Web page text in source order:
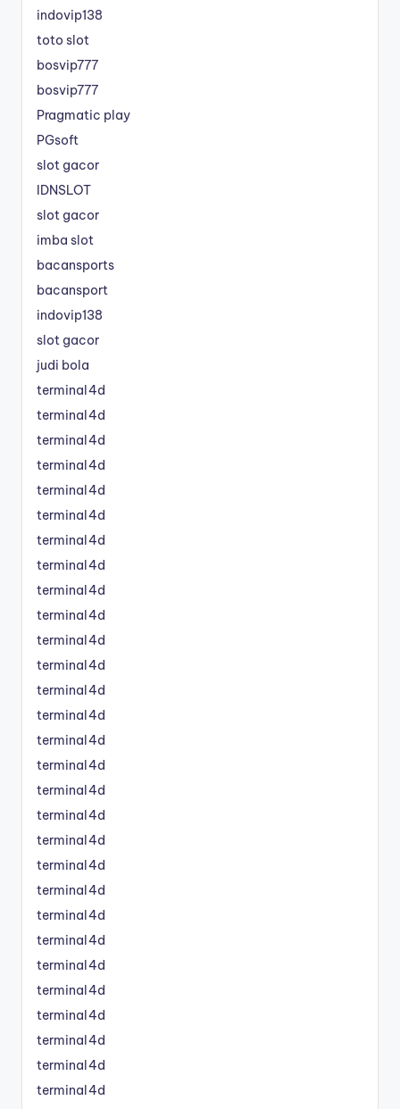
indovip138
toto slot
bosvip777
bosvip777
Pragmatic play
PGsoft
slot gacor
IDNSLOT
slot gacor
imba slot
bacansports
bacansport
indovip138
slot gacor
judi bola
terminal4d
terminal4d
terminal4d
terminal4d
terminal4d
terminal4d
terminal4d
terminal4d
terminal4d
terminal4d
terminal4d
terminal4d
terminal4d
terminal4d
terminal4d
terminal4d
terminal4d
terminal4d
terminal4d
terminal4d
terminal4d
terminal4d
terminal4d
terminal4d
terminal4d
terminal4d
terminal4d
terminal4d
terminal4d